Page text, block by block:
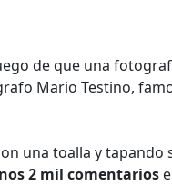
de que una
Mario Testino,
una toalla y
2 mil comentarios